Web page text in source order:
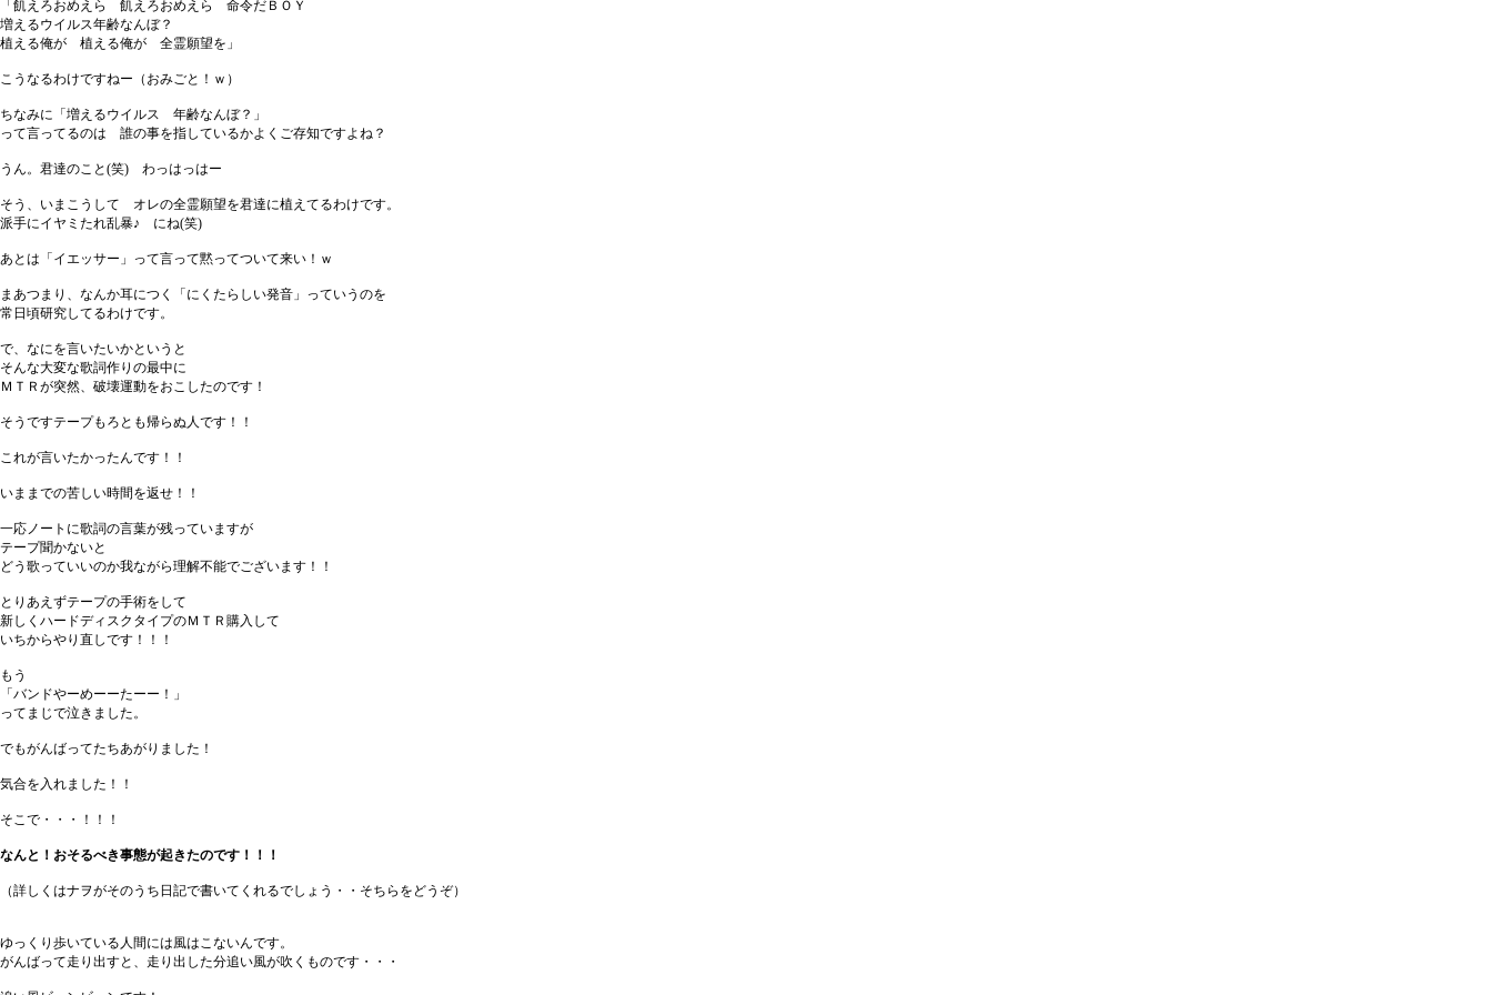
「飢えろおめえら 飢えろおめえら 命令だＢＯＹ
増えるウイルス年齢なんぼ？
植える俺が 植える俺が 全霊願望を」
こうなるわけですねー（おみごと！ｗ）
ちなみに「増えるウイルス 年齢なんぼ？」
って言ってるのは 誰の事を指しているかよくご存知ですよね？
うん。君達のこと(笑) わっはっはー
そう、いまこうして オレの全霊願望を君達に植えてるわけです。
派手にイヤミたれ乱暴♪ にね(笑)
あとは「イエッサー」って言って黙ってついて来い！ｗ
まあつまり、なんか耳につく「にくたらしい発音」っていうのを
常日頃研究してるわけです。
で、なにを言いたいかというと
そんな大変な歌詞作りの最中に
ＭＴＲが突然、破壊運動をおこしたのです！
そうですテープもろとも帰らぬ人です！！
これが言いたかったんです！！
いままでの苦しい時間を返せ！！
一応ノートに歌詞の言葉が残っていますが
テープ聞かないと
どう歌っていいのか我ながら理解不能でございます！！
とりあえずテープの手術をして
新しくハードディスクタイプのＭＴＲ購入して
いちからやり直しです！！！
もう
「バンドやーめーーたーー！」
ってまじで泣きました。
でもがんばってたちあがりました！
気合を入れました！！
そこで・・・！！！
なんと！おそるべき事態が起きたのです！！！
（詳しくはナヲがそのうち日記で書いてくれるでしょう・・そちらをどうぞ）
ゆっくり歩いている人間には風はこないんです。
がんばって走り出すと、走り出した分追い風が吹くものです・・・